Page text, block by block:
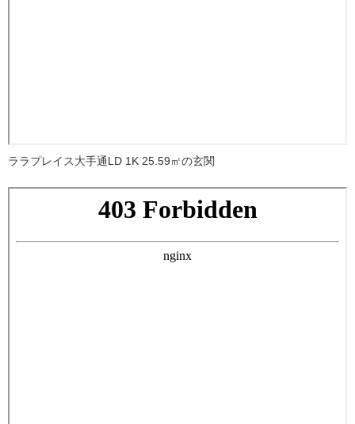
ララプレイス大手通LD 1K 25.59㎡の玄関